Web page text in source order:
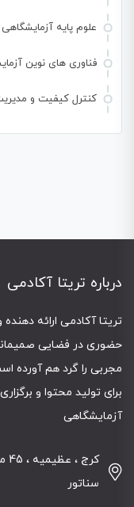
علوم پایه آزمایشگاهی
فناوری های نوین
کنترل کیفیت و
درباره تریتا آکادمی
تریتا آکادمی ارائه
حضوری در فضایی
مجربی را گرد هم آورده
برای تولید محتوا و
آزمایشگاهی
سناتور